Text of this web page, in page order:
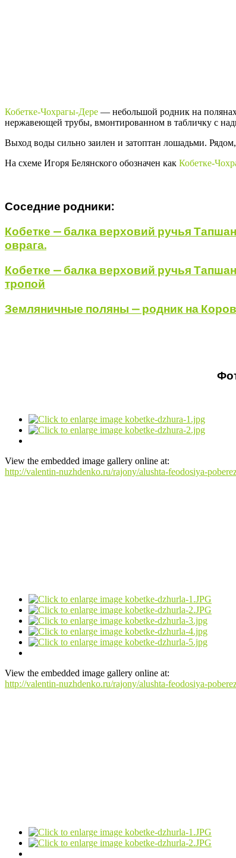
Кобетке-Чохрагы-Дере — небольшой родник на
нержавеющей трубы, вмонтированном в табличку с
Выход воды сильно заилен и затоптан лошадьми.
На схеме Игоря Белянского обозначен как Кобетке-
Соседние родники:
Кобетке — балка верховий ручья
оврага.
Кобетке — балка верховий ручья
тропой
Земляничные поляны — родник на
View the embedded image gallery online at:
http://valentin-nuzhdenko.ru/rajony/alushta-feodosiya-
View the embedded image gallery online at:
http://valentin-nuzhdenko.ru/rajony/alushta-feodosiya-